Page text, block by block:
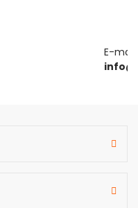
E-mail